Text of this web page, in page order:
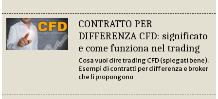
CONTRATTO PER
DIFFERENZA CFD: significato
e come funziona nel trading
Cosa vuol dire trading CFD (spiegati bene).
Esempi di contratti per differenza e broker
che li propongono